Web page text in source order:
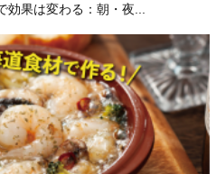
果は変わる：朝・夜...